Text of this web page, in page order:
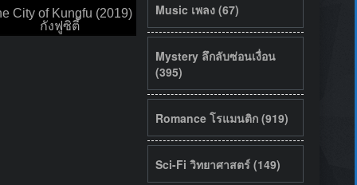
City of Kungfu (2019)
กังฟูซิตี้
Music เพลง (67)
Mystery ลึกลับซ่อนเงื่อน
(395)
Romance โรแมนติก (919)
Sci-Fi วิทยาศาสตร์ (149)